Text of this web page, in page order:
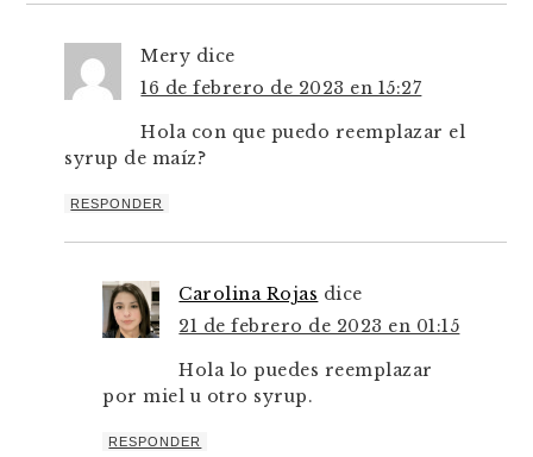
Mery dice
16 de febrero de 2023 en 15:27
Hola con que puedo reemplazar el
syrup de maíz?
RESPONDER
Carolina Rojas dice
21 de febrero de 2023 en 01:15
Hola lo puedes reemplazar
por miel u otro syrup.
RESPONDER